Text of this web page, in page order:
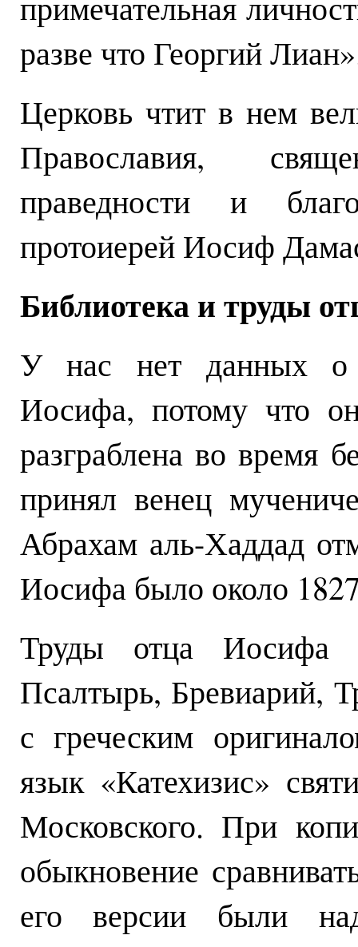
разве что Георгий
Церковь чтит в нем
Православия,
праведности и
протоиерей Иосиф
Библиотека и труды
У нас нет данных о
Иосифа, потому что
разграблена во время
принял венец
Абрахам аль-Хаддад
Иосифа было около
Труды отца Иосифа
Псалтырь, Бревиарий,
с греческим
язык «Катехизис»
Московского. При
обыкновение
его версии были